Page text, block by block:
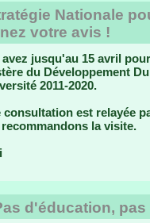
Nationale
votre avis !
avez jusqu'au 15 avril
du Développement
2011-2020.
consultation est relayée
la visite.
d'éducation,